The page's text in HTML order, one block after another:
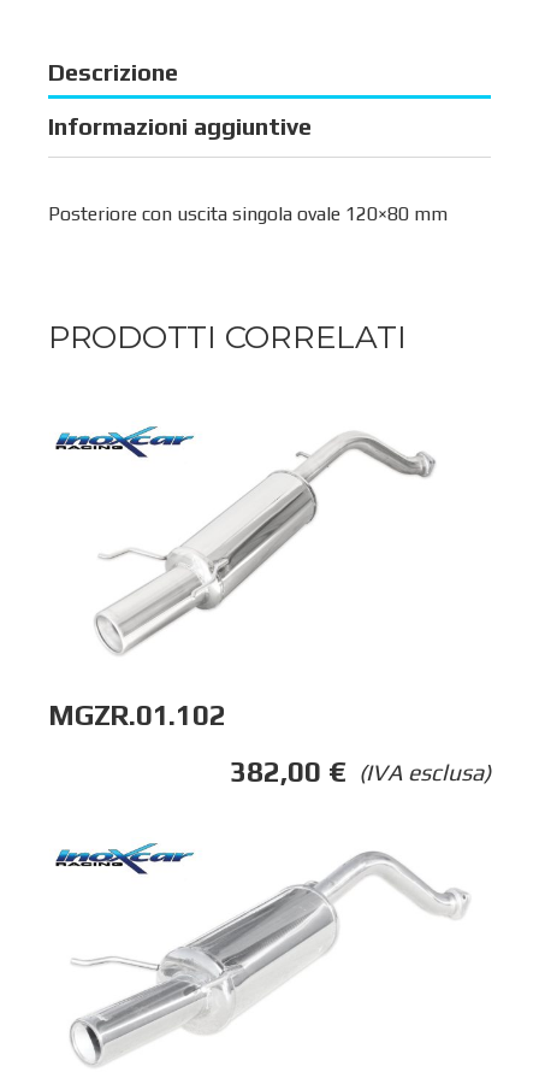
Descrizione
Informazioni aggiuntive
Posteriore con uscita singola ovale 120×80 mm
PRODOTTI CORRELATI
MGZR.01.102
(IVA esclusa)
382,00 €